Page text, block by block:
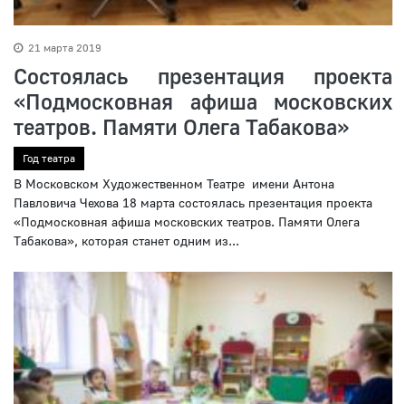
21 марта 2019
Состоялась презентация проекта
«Подмосковная афиша московских
театров. Памяти Олега Табакова»
Год театра
В Московском Художественном Театре имени Антона
Павловича Чехова 18 марта состоялась презентация проекта
«Подмосковная афиша московских театров. Памяти Олега
Табакова», которая станет одним из...